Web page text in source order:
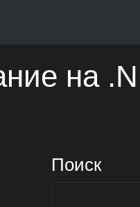
на
Поиск